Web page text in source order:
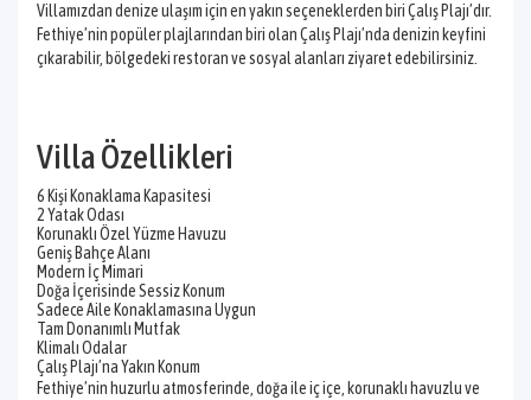
Villamızdan denize ulaşım için en yakın seçeneklerden biri Çalış Plajı’dır.
Fethiye’nin popüler plajlarından biri olan Çalış Plajı’nda denizin keyfini
çıkarabilir, bölgedeki restoran ve sosyal alanları ziyaret edebilirsiniz.
Villa Özellikleri
6 Kişi Konaklama Kapasitesi
2 Yatak Odası
Korunaklı Özel Yüzme Havuzu
Geniş Bahçe Alanı
Modern İç Mimari
Doğa İçerisinde Sessiz Konum
Sadece Aile Konaklamasına Uygun
Tam Donanımlı Mutfak
Klimalı Odalar
Çalış Plajı’na Yakın Konum
Fethiye’nin huzurlu atmosferinde, doğa ile iç içe, korunaklı havuzlu ve